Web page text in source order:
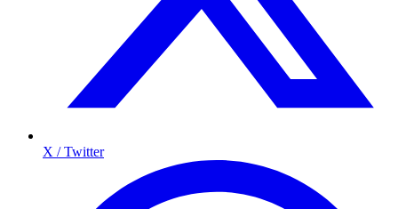
X / Twitter